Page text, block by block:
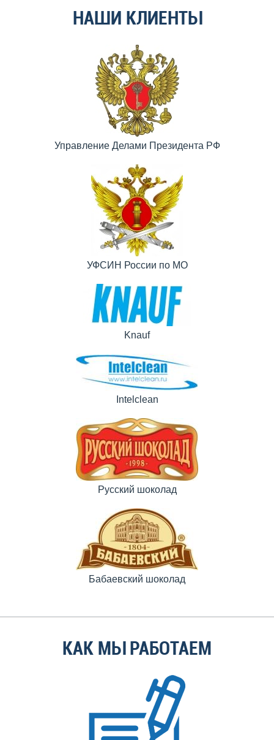
НАШИ КЛИЕНТЫ
Управление Делами Президента РФ
УФСИН России по МО
Knauf
Intelclean
Русский шоколад
Бабаевский шоколад
КАК МЫ РАБОТАЕМ